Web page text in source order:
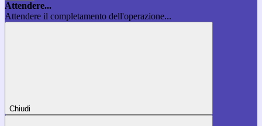
Attendere...
Attendere il completamento dell'operazione...
Chiudi